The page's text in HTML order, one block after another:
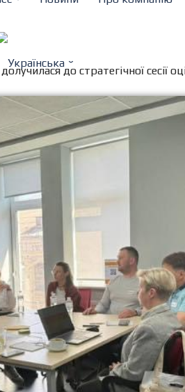
до стратегічної